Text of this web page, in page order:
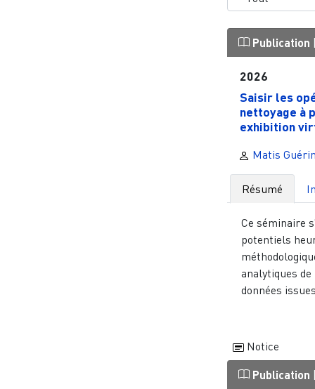
Publication
2026
Saisir les
nettoyage à
exhibition
Matis
Résumé
Ce séminaire
potentiels
analytiques
données
Notice
Publication